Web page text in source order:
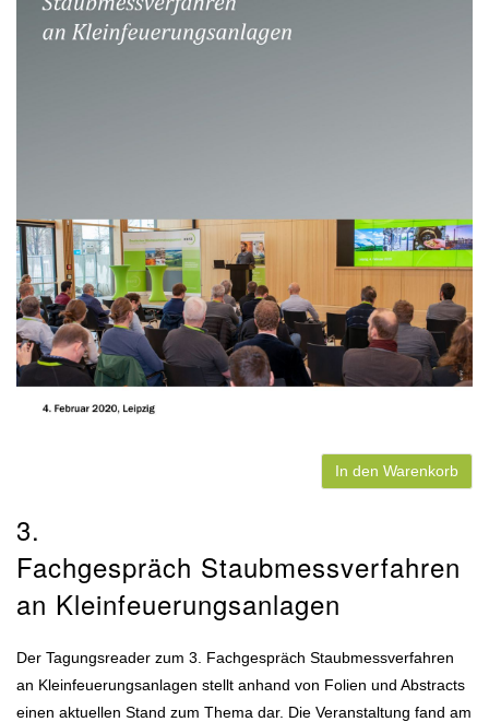
In den Warenkorb
3.
Fachgespräch Staubmessverfahren
an Kleinfeuerungsanlagen
Der Tagungsreader zum 3. Fachgespräch Staubmessverfahren
an Kleinfeuerungsanlagen stellt anhand von Folien und Abstracts
einen aktuellen Stand zum Thema dar. Die Veranstaltung fand am